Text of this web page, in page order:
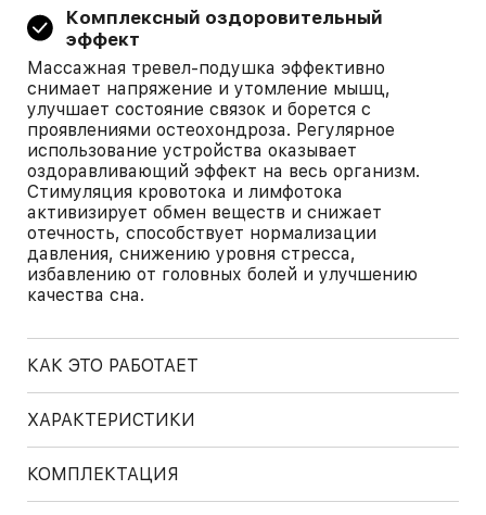
Комплексный оздоровительный
эффект
Массажная тревел-подушка эффективно
снимает напряжение и утомление мышц,
улучшает состояние связок и борется с
проявлениями остеохондроза. Регулярное
использование устройства оказывает
оздоравливающий эффект на весь организм.
Стимуляция кровотока и лимфотока
активизирует обмен веществ и снижает
отечность, способствует нормализации
давления, снижению уровня стресса,
избавлению от головных болей и улучшению
качества сна.
КАК ЭТО РАБОТАЕТ
ХАРАКТЕРИСТИКИ
КОМПЛЕКТАЦИЯ